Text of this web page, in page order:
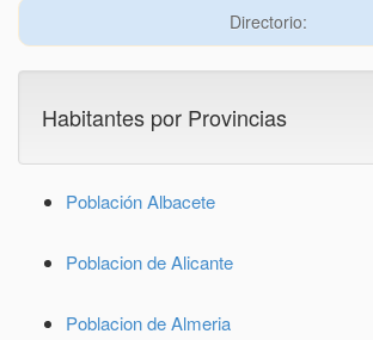
Directorio:
Habitantes por Provincias
Población Albacete
Poblacion de Alicante
Poblacion de Almeria